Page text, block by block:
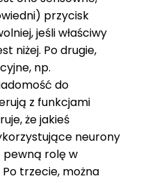
przycisk
jeśli właściwy
niżej. Po drugie,
np.
do
z funkcjami
że jakieś
neurony
rolę w
trzecie, można